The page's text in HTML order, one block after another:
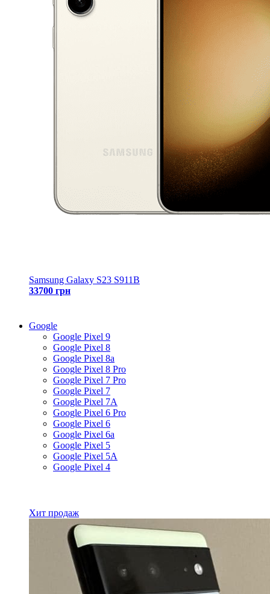
Samsung Galaxy S23 S911B
33700 грн
Google
Google Pixel 9
Google Pixel 8
Google Pixel 8a
Google Pixel 8 Pro
Google Pixel 7 Pro
Google Pixel 7
Google Pixel 7A
Google Pixel 6 Pro
Google Pixel 6
Google Pixel 6a
Google Pixel 5
Google Pixel 5A
Google Pixel 4
Хит продаж